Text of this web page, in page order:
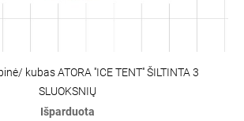
kubas ATORA ''ICE TENT'' ŠILTINTA 3
SLUOKSNIŲ
Išparduota